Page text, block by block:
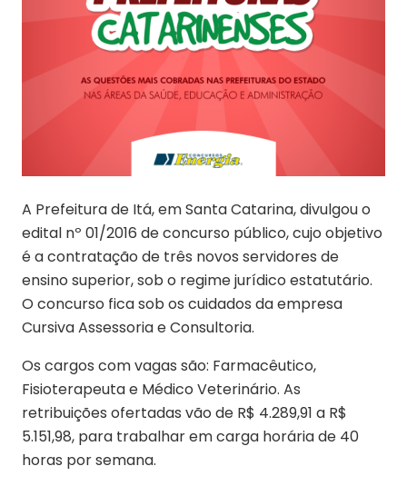
A Prefeitura de Itá, em Santa Catarina, divulgou o
edital nº 01/2016 de concurso público, cujo objetivo
é a contratação de três novos servidores de
ensino superior, sob o regime jurídico estatutário.
O concurso fica sob os cuidados da empresa
Cursiva Assessoria e Consultoria.
Os cargos com vagas são: Farmacêutico,
Fisioterapeuta e Médico Veterinário. As
retribuições ofertadas vão de R$ 4.289,91 a R$
5.151,98, para trabalhar em carga horária de 40
horas por semana.